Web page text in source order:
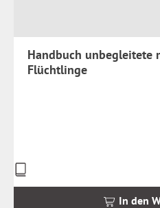
Handbuch unbegleitete
Flüchtlinge
Preise
inkl.
In den